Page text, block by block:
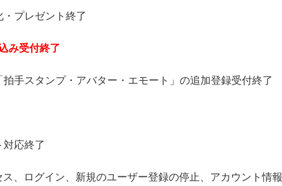
プレゼント終了
み受付終了
手スタンプ・アバター・エモート」の追加登録受付終了
応終了
ス、ログイン、新規のユーザー登録の停止、アカウント情報